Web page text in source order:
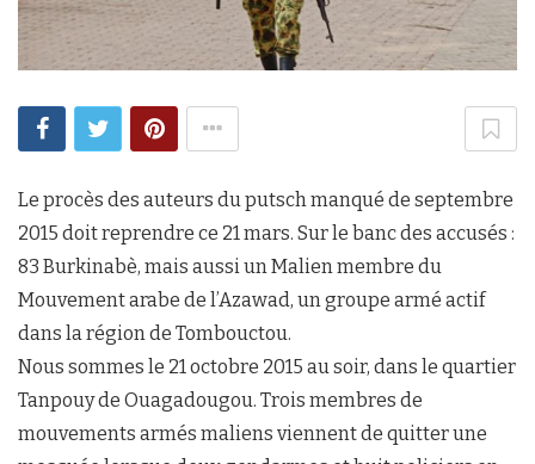
Le procès des auteurs du putsch manqué de septembre
2015 doit reprendre ce 21 mars. Sur le banc des accusés :
83 Burkinabè, mais aussi un Malien membre du
Mouvement arabe de l’Azawad, un groupe armé actif
dans la région de Tombouctou.
Nous sommes le 21 octobre 2015 au soir, dans le quartier
Tanpouy de Ouagadougou. Trois membres de
mouvements armés maliens viennent de quitter une